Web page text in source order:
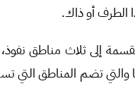
الطرف أو ذاك.
مقسمة إلى ثلاث مناطق
تضم المناطق التي